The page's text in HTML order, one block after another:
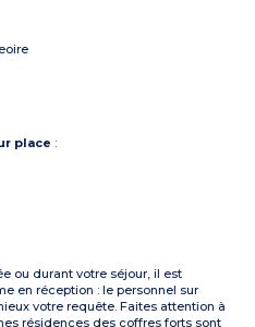
place :
ou durant votre séjour, il est
en réception : le personnel sur
votre requête. Faites attention à
résidences des coffres forts sont